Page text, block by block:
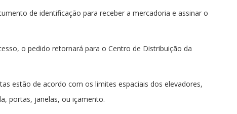
de identificação para receber a mercadoria e assinar o
o pedido retornará para o Centro de Distribuição da
estão de acordo com os limites espaciais dos elevadores,
portas, janelas, ou içamento.